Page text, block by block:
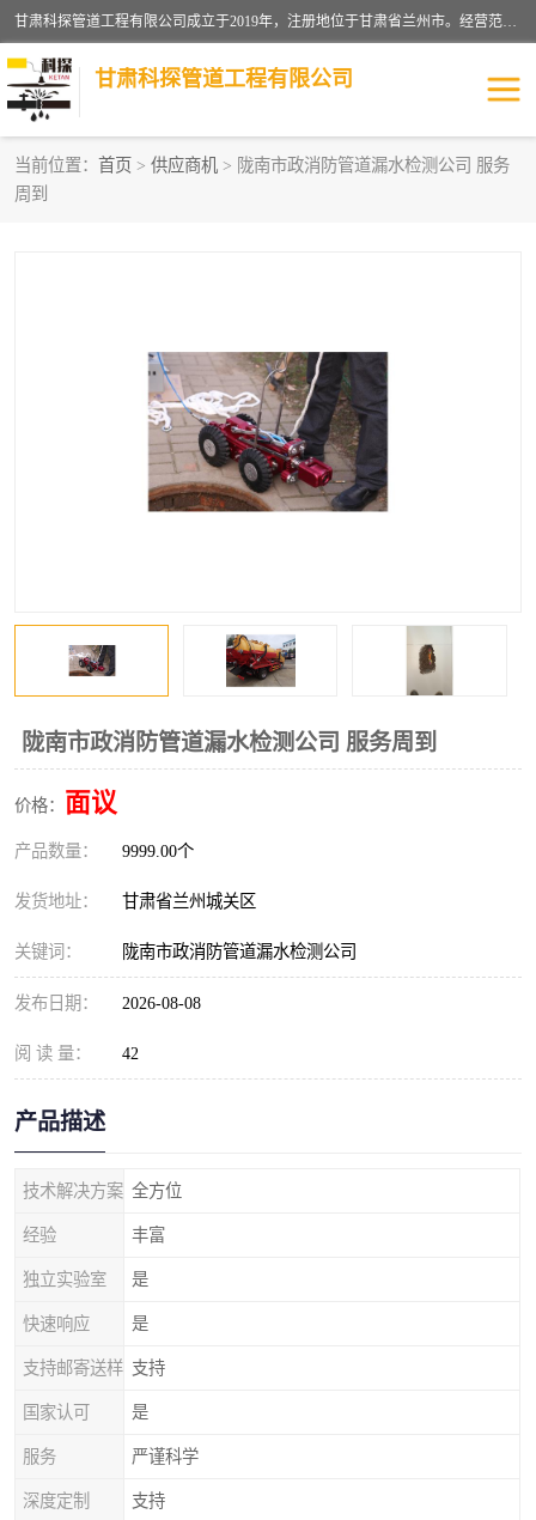
甘肃科探管道工程有限公司成立于2019年，注册地位于甘肃省兰州市。经营范围包括管道安装、清洗、疏通、维修、检测，防水工程，工程钻孔，化粪池清理，暖气安装，给排水管道安装维修，室内外管道如消防、供水、供热管道漏水检测定位，室内外防水堵漏等。
甘肃科探管道工程有限公司
当前位置： 首页 > 供应商机 > 陇南市政消防管道漏水检测公司 服务
周到
陇南市政消防管道漏水检测公司 服务周到
价格： 面议
产品数量： 9999.00个
发货地址： 甘肃省兰州城关区
关键词： 陇南市政消防管道漏水检测公司
发布日期： 2026-08-08
阅 读 量： 42
产品描述
技术解决方案 全方位
经验 丰富
独立实验室 是
快速响应 是
支持邮寄送样 支持
国家认可 是
服务 严谨科学
深度定制 支持
管道安装维修
自来水管漏水 管道疏通
高压车疏通清淤